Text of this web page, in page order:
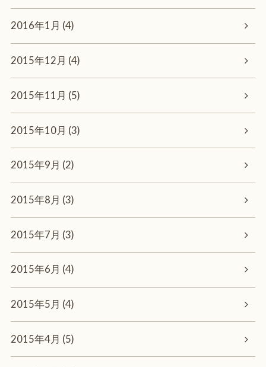
2016年1月 (4)
2015年12月 (4)
2015年11月 (5)
2015年10月 (3)
2015年9月 (2)
2015年8月 (3)
2015年7月 (3)
2015年6月 (4)
2015年5月 (4)
2015年4月 (5)